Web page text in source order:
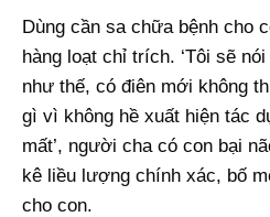
Dùng cần sa chữa bệnh cho
hàng loạt chỉ trích. ‘Tôi sẽ
như thế, có điên mới không
gì vì không hề xuất hiện tác
mất’, người cha có con bại
kê liều lượng chính xác, bố
cho con.